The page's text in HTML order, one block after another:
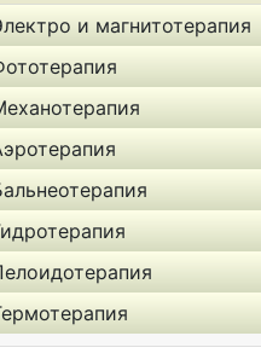
и магнитотерапия